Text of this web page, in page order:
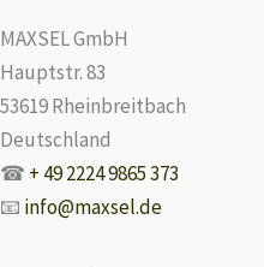
MAXSEL GmbH
Hauptstr. 83
53619 Rheinbreitbach
Deutschland
☎ + 49 2224 9865 373
📧 info@maxsel.de